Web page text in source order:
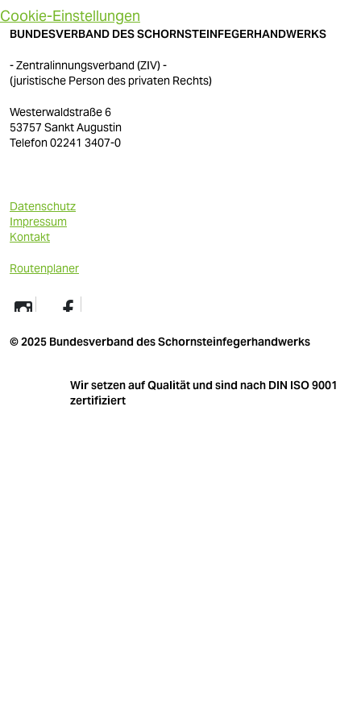
Cookie-Einstellungen
BUNDESVERBAND DES SCHORNSTEINFEGERHANDWERKS
- Zentralinnungsverband (ZIV) -
(juristische Person des privaten Rechts)
Westerwaldstraße 6
53757 Sankt Augustin
Telefon 02241 3407-0
Datenschutz
Impressum
Kontakt
Routenplaner
© 2025 Bundesverband des Schornsteinfegerhandwerks
Wir setzen auf Qualität und sind nach DIN ISO 9001
zertifiziert